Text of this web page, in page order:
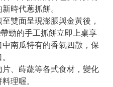
時代蔥抓餅。
雙面呈現澎脹與金黃後，
勁的手工抓餅立即上桌享
南瓜特有的香氣四散，保
、蒔蔬等各式食材，變化
理喔。